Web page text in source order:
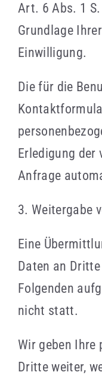
Art. 6 Abs. 1
Grundlage
Einwilligung.
Die für die
Erledigung der
Anfrage
3. Weitergabe
Eine
Daten an
Folgenden
nicht statt.
Wir geben Ihre
Dritte weiter,